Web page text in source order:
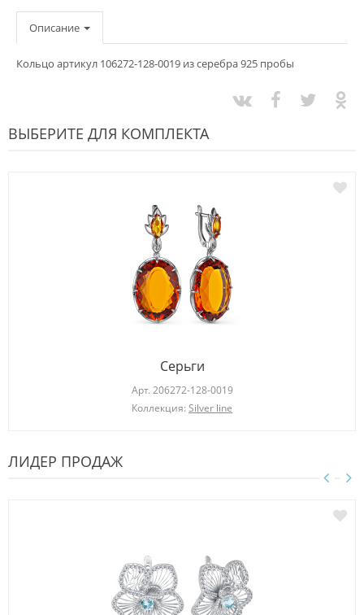
Описание
Кольцо артикул 106272-128-0019 из серебра 925 пробы
ВЫБЕРИТЕ ДЛЯ КОМПЛЕКТА
Серьги
Арт. 206272-128-0019
Коллекция: Silver line
ЛИДЕР ПРОДАЖ